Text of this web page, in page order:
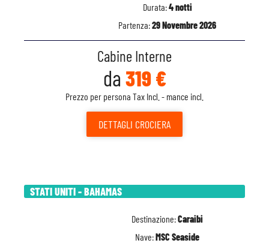
Durata:4 notti
Partenza:29 Novembre 2026
Cabine Interne
da 319 €
Prezzo per persona Tax Incl. - mance incl.
DETTAGLI CROCIERA
STATI UNITI - BAHAMAS
Destinazione:Caraibi
Nave:MSC Seaside